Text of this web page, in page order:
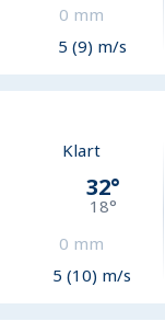
0 mm
5 (9) m/s
Klart
32°
18°
0 mm
5 (10) m/s